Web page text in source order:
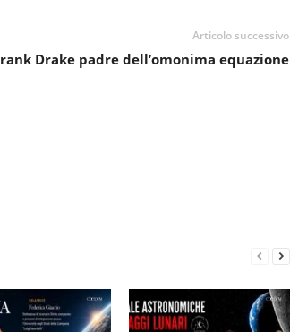
Articolo successivo
Drake padre dell’omonima equazione